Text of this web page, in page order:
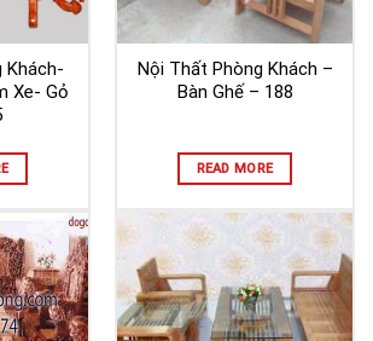
Khách-
Xe- Gỏ
Nội Thất Phòng Khách –
Bàn Ghế – 188
READ MORE